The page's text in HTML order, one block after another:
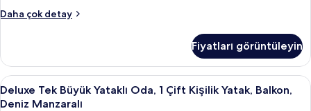
Kullanımı
fotoğrafları
görün
Daha çok detay
Deluxe
Büyük
(King)
Boy
Yatak,
Fiyatları görüntüleyin
Deluxe
Tek
Deluxe Tek Büyük Yataklı Oda, 1
13
Deluxe Tek Büyük Yataklı Oda, 1 Çift Kişilik Yatak, Balkon,
Deniz Manzaralı